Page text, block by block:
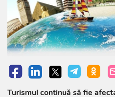
Turismul continuă să fie